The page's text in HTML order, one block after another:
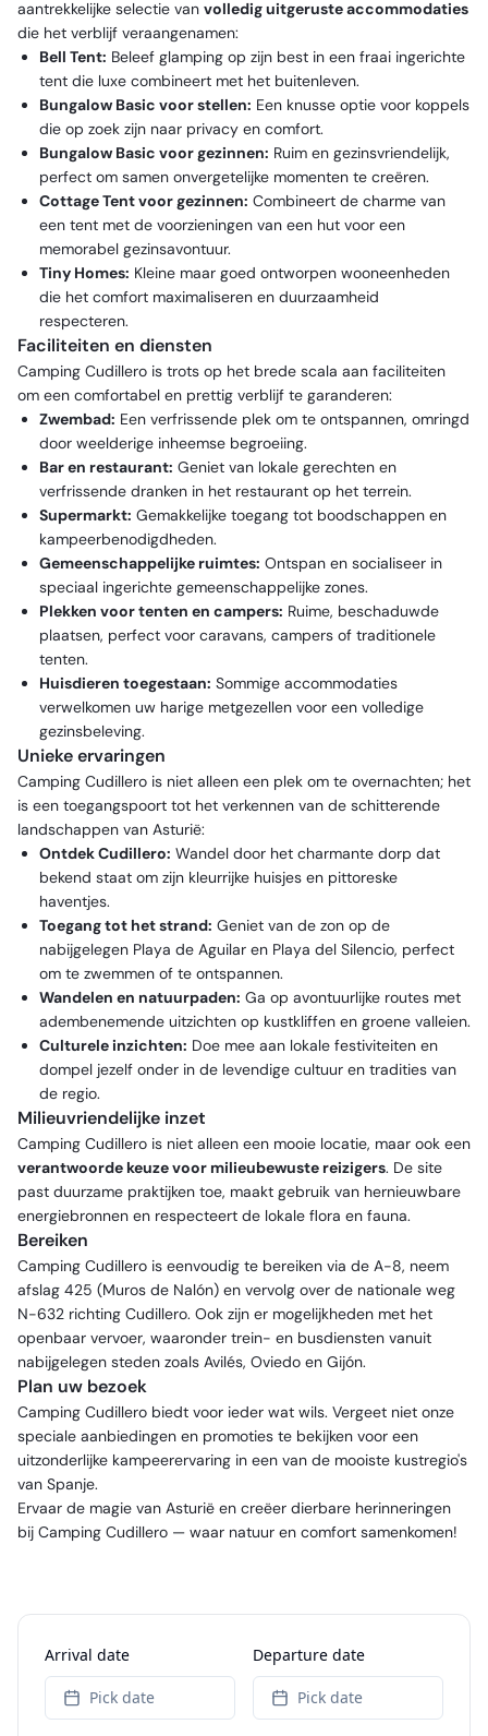
aantrekkelijke selectie van volledig uitgeruste accommodaties
die het verblijf veraangenamen:
Bell Tent: Beleef glamping op zijn best in een fraai ingerichte
tent die luxe combineert met het buitenleven.
Bungalow Basic voor stellen: Een knusse optie voor koppels
die op zoek zijn naar privacy en comfort.
Bungalow Basic voor gezinnen: Ruim en gezinsvriendelijk,
perfect om samen onvergetelijke momenten te creëren.
Cottage Tent voor gezinnen: Combineert de charme van
een tent met de voorzieningen van een hut voor een
memorabel gezinsavontuur.
Tiny Homes: Kleine maar goed ontworpen wooneenheden
die het comfort maximaliseren en duurzaamheid
respecteren.
Faciliteiten en diensten
Camping Cudillero is trots op het brede scala aan faciliteiten
om een comfortabel en prettig verblijf te garanderen:
Zwembad: Een verfrissende plek om te ontspannen, omringd
door weelderige inheemse begroeiing.
Bar en restaurant: Geniet van lokale gerechten en
verfrissende dranken in het restaurant op het terrein.
Supermarkt: Gemakkelijke toegang tot boodschappen en
kampeerbenodigdheden.
Gemeenschappelijke ruimtes: Ontspan en socialiseer in
speciaal ingerichte gemeenschappelijke zones.
Plekken voor tenten en campers: Ruime, beschaduwde
plaatsen, perfect voor caravans, campers of traditionele
tenten.
Huisdieren toegestaan: Sommige accommodaties
verwelkomen uw harige metgezellen voor een volledige
gezinsbeleving.
Unieke ervaringen
Camping Cudillero is niet alleen een plek om te overnachten; het
is een toegangspoort tot het verkennen van de schitterende
landschappen van Asturië:
Ontdek Cudillero: Wandel door het charmante dorp dat
bekend staat om zijn kleurrijke huisjes en pittoreske
haventjes.
Toegang tot het strand: Geniet van de zon op de
nabijgelegen Playa de Aguilar en Playa del Silencio, perfect
om te zwemmen of te ontspannen.
Wandelen en natuurpaden: Ga op avontuurlijke routes met
adembenemende uitzichten op kustkliffen en groene valleien.
Culturele inzichten: Doe mee aan lokale festiviteiten en
dompel jezelf onder in de levendige cultuur en tradities van
de regio.
Milieuvriendelijke inzet
Camping Cudillero is niet alleen een mooie locatie, maar ook een
verantwoorde keuze voor milieubewuste reizigers. De site
past duurzame praktijken toe, maakt gebruik van hernieuwbare
energiebronnen en respecteert de lokale flora en fauna.
Bereiken
Camping Cudillero is eenvoudig te bereiken via de A-8, neem
afslag 425 (Muros de Nalón) en vervolg over de nationale weg
N-632 richting Cudillero. Ook zijn er mogelijkheden met het
openbaar vervoer, waaronder trein- en busdiensten vanuit
nabijgelegen steden zoals Avilés, Oviedo en Gijón.
Plan uw bezoek
Camping Cudillero biedt voor ieder wat wils. Vergeet niet onze
speciale aanbiedingen en promoties te bekijken voor een
uitzonderlijke kampeerervaring in een van de mooiste kustregio's
van Spanje.
Ervaar de magie van Asturië en creëer dierbare herinneringen
bij Camping Cudillero — waar natuur en comfort samenkomen!